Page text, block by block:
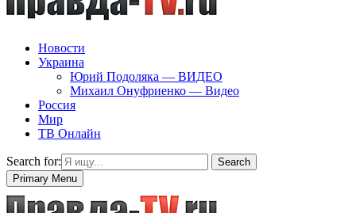
Новости
Украина
Юрий Подоляка — ВИДЕО
Михаил Онуфриенко — Видео
Россия
Мир
ТВ Онлайн
Search for:
Search
Primary Menu